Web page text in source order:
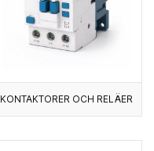
KONTAKTORER OCH RELÄER